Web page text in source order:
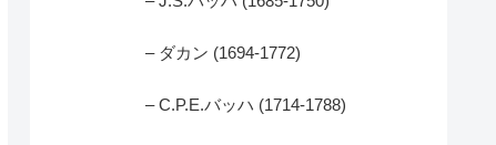
– ダカン (1694-1772)
– C.P.E.バッハ (1714-1788)